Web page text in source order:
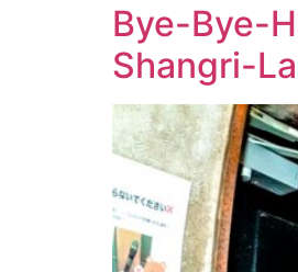
Bye-Bye-
Shangri-La